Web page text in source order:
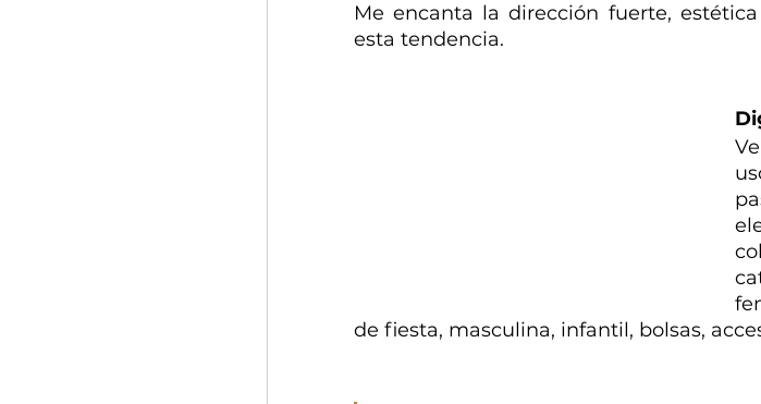
Me encanta la dirección fuerte,
esta tendencia.
de fiesta, masculina, infantil, bolsas,